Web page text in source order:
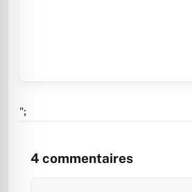
";
4 commentaires